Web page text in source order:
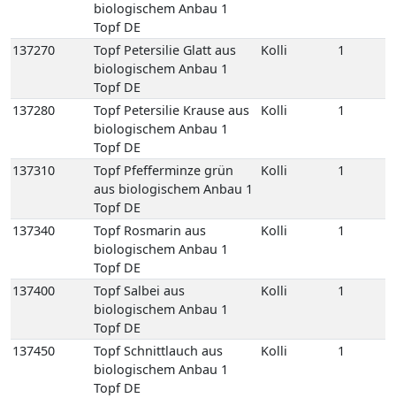
biologischem Anbau 1
Topf DE
137270
Topf Petersilie Glatt aus
biologischem Anbau 1
Topf DE
Kolli 1
137280
Topf Petersilie Krause aus
biologischem Anbau 1
Topf DE
Kolli 1
137310
Topf Pfefferminze grün
aus biologischem Anbau 1
Topf DE
Kolli 1
137340
Topf Rosmarin aus
biologischem Anbau 1
Topf DE
Kolli 1
137400
Topf Salbei aus
biologischem Anbau 1
Topf DE
Kolli 1
137450
Topf Schnittlauch aus
biologischem Anbau 1
Topf DE
Kolli 1